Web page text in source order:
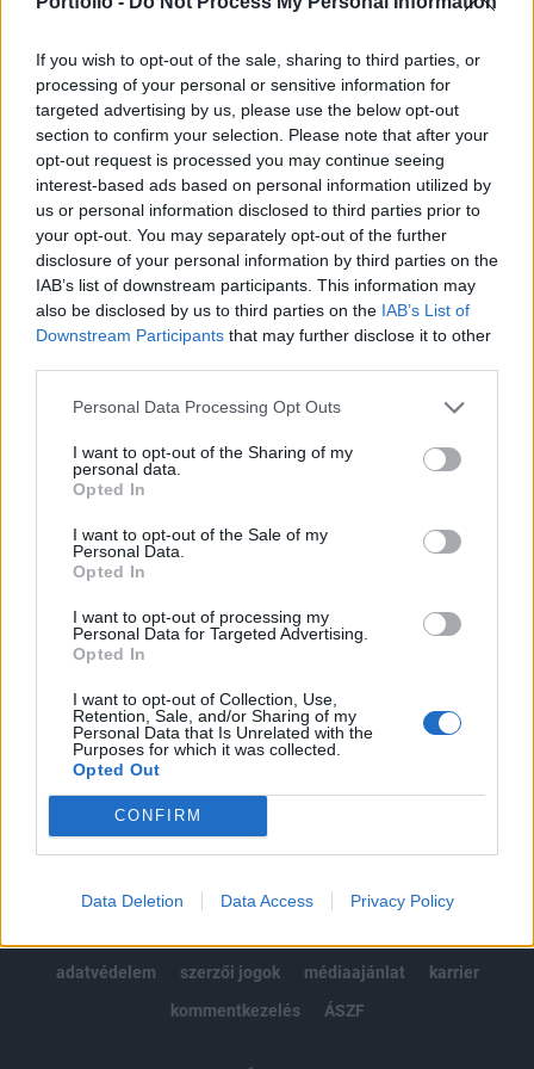
If you wish to opt-out of the sale, sharing to third parties, or
processing of your personal or sensitive information for
targeted advertising by us, please use the below opt-out
section to confirm your selection. Please note that after your
opt-out request is processed you may continue seeing
interest-based ads based on personal information utilized by
us or personal information disclosed to third parties prior to
your opt-out. You may separately opt-out of the further
disclosure of your personal information by third parties on the
IAB’s list of downstream participants. This information may
also be disclosed by us to third parties on the IAB’s List of
Downstream Participants that may further disclose it to other
Personal Data Processing Opt Outs
I want to opt-out of the Sharing of my
personal data.
Opted In
I want to opt-out of the Sale of my
Personal Data.
Opted In
I want to opt-out of processing my
Personal Data for Targeted Advertising.
Opted In
I want to opt-out of Collection, Use,
Retention, Sale, and/or Sharing of my
Personal Data that Is Unrelated with the
Purposes for which it was collected.
Opted Out
CONFIRM
Data Deletion Data Access Privacy Policy
. Január végére a 100 főre jutó előfizetések száma 92,7-re
nőtt, az egy hónappal korábbi - a tavalyi év végi - 92,4-ről,
illetve a 2005. január végi 86,7-ről. A hónap végén az
ügyfélszám 6,81 százalékkal haladta meg a 12 hónappal
korábbi szintet. 2006 január végére az előfizetői szám
alapján a Vodafone piaci részesedése 21,88 százalékra
emelkedett a december...
KEDVES OLVASÓNK!
A keresett cikk a portfolio.hu hírarchívumához
tartozik, melynek olvasása előfizetéses
Az előfizetés a következőket tartalmazza:
Portfolio.hu teljes cikkarchívum
Kötéslisták: BÉT elmúlt 2 év napon belüli
kötéslistái
Előfizetés
MÁR ELŐFIZETŐNK VAGY?BEJELENTKEZÉS
© 2026 Portfolio
adatvédelem
szerzői jogok médiaajánlat
karrier
kommentkezelés
ÁSZF